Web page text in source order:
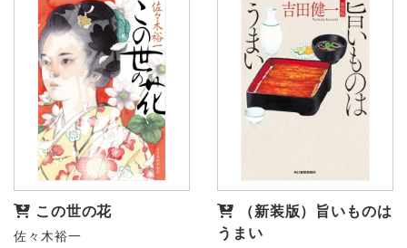
この世の花
佐々木裕一
（新装版）旨いものは
うまい